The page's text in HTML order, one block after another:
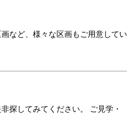
など、様々な区画もご用意してい
探してみてください。 ご見学・